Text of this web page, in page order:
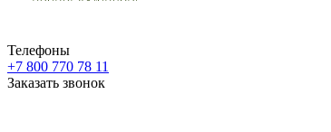
Телефоны
+7 800 770 78 11
Заказать звонок